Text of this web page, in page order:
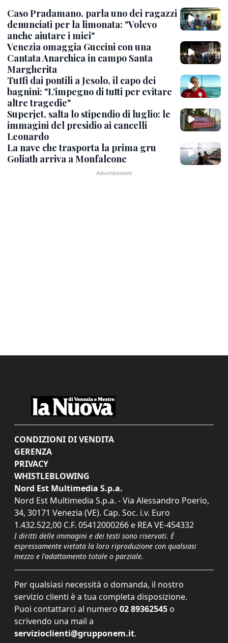
Caso Pradamano, parla uno dei ragazzi
denunciati per la limonata: "Volevo
anche aiutare i miei"
Venezia omaggia Guccini con una
Cantata Anarchica in campo Santa
Margherita
Tuffi dai pontili a Jesolo, il capo dei
bagnini: "L'impegno di tutti per evitare
altre tragedie"
Superjet, salta lo stipendio di luglio: le
immagini del presidio ai cancelli
Leonardo
La nave che trasporta la prima gru
Goliath arriva a Monfalcone
CONDIZIONI DI VENDITA
GERENZA
PRIVACY
WHISTLEBLOWING
Nord Est Multimedia S.p.a.
Nord Est Multimedia S.p.a. - Via Alessandro Poerio,
34, 30171 Venezia (VE). Cap. Soc. i.v. Euro
1.432.522,00 C.F. 05412000266 e REA VE-454332
I diritti delle immagini e dei testi sono riservati. È
espressamente vietata la loro riproduzione con qualsiasi
mezzo e l'adattamento totale o parziale.
Per qualsiasi necessità o domanda, il nostro
servizio clienti è a tua completa disposizione.
Puoi contattarci al numero 02 89362545 o
scrivendo una mail a
servizioclienti@grupponem.it.